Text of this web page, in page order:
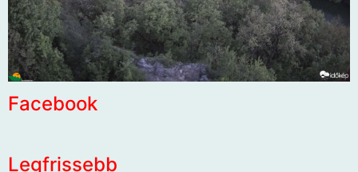
Facebook
Legfrissebb